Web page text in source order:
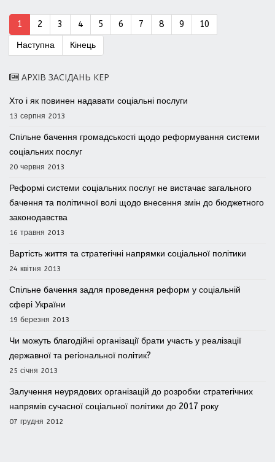
1 2 3 4 5 6 7 8 9
10
Наступна
Кінець
АРХІВ ЗАСІДАНЬ КЕР
Хто і як повинен надавати соціальні послуги
13 серпня 2013
Спільне бачення громадськості щодо реформування системи
соціальних послуг
20 червня 2013
Реформі системи соціальних послуг не вистачає загального
бачення та політичної волі щодо внесення змін до бюджетного
законодавства
16 травня 2013
Вартість життя та стратегічні напрямки соціальної політики
24 квітня 2013
Спільне бачення задля проведення реформ у соціальній
сфері України
19 березня 2013
Чи можуть благодійні організації брати участь у реалізації
державної та регіональної політик?
25 січня 2013
Залучення неурядових організацій до розробки стратегічних
напрямів сучасної соціальної політики до 2017 року
07 грудня 2012